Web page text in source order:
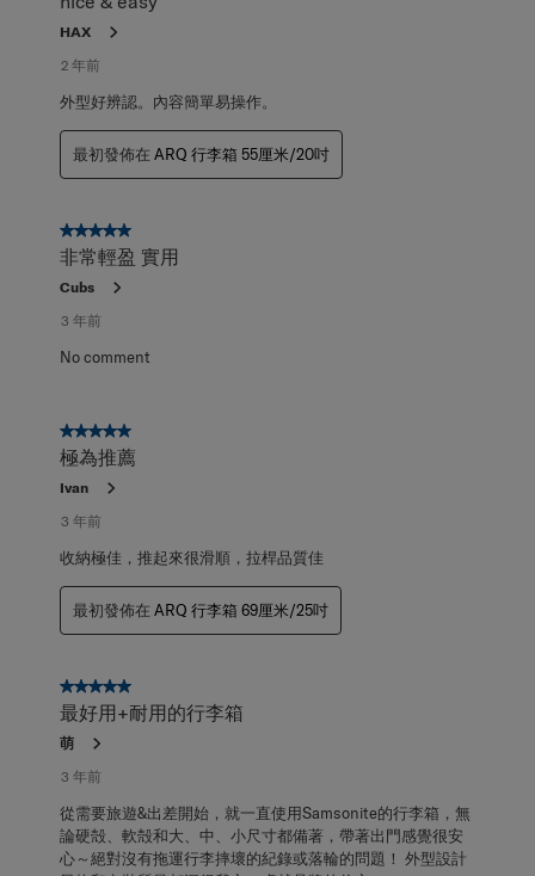
HAX
2 年前
外型好辨認。內容簡單易操作。
最初發佈在 ARQ 行李箱 55厘米/20吋
5星，共5星。
非常輕盈 實用
Cubs
3 年前
No comment
5星，共5星。
極為推薦
Ivan
3 年前
收納極佳，推起來很滑順，拉桿品質佳
最初發佈在 ARQ 行李箱 69厘米/25吋
5星，共5星。
最好用+耐用的行李箱
萌
3 年前
從需要旅遊&出差開始，就一直使用Samsonite的行李箱，無
論硬殻、軟殻和大、中、小尺寸都備著，帶著出門感覺很安
心～絕對沒有拖運行李摔壞的紀錄或落輪的問題！ 外型設計